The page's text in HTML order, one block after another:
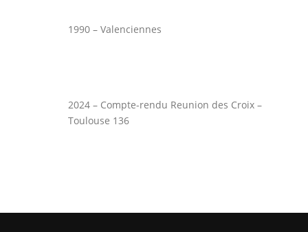
1990 – Valenciennes
2024 – Compte-rendu Reunion des Croix –
Toulouse 136